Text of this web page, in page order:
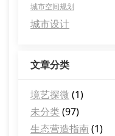
城市空间规划
城市设计
文章分类
境艺探微 (1)
未分类(97)
生态营造指南(1)